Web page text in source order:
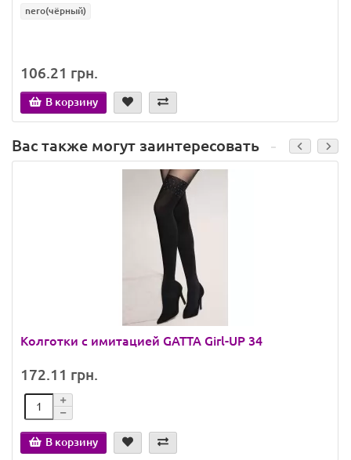
nero(чёрный)
106.21 грн.
В корзину
Вас также могут заинтересовать
Колготки с имитацией GATTA Girl-UP 34
172.11 грн.
В корзину